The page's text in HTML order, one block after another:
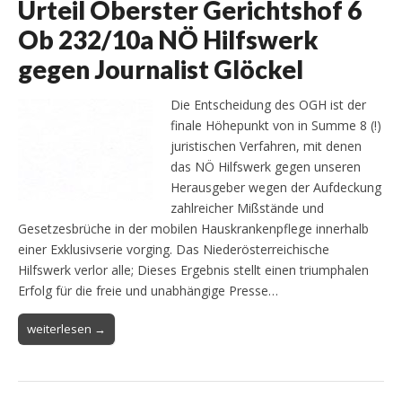
Urteil Oberster Gerichtshof 6
Ob 232/10a NÖ Hilfswerk
gegen Journalist Glöckel
Die Entscheidung des OGH ist der
finale Höhepunkt von in Summe 8 (!)
juristischen Verfahren, mit denen
das NÖ Hilfswerk gegen unseren
Herausgeber wegen der Aufdeckung
zahlreicher Mißstände und
Gesetzesbrüche in der mobilen Hauskrankenpflege innerhalb
einer Exklusivserie vorging. Das Niederösterreichische
Hilfswerk verlor alle; Dieses Ergebnis stellt einen triumphalen
Erfolg für die freie und unabhängige Presse…
weiterlesen →